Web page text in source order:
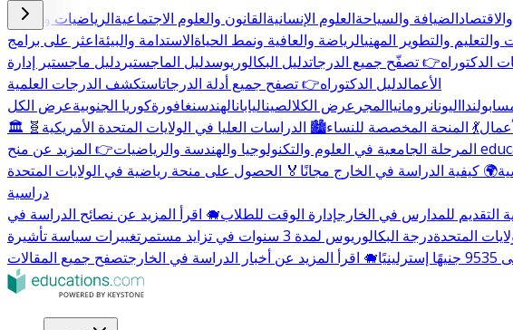
الضيافة والسياحةالعلوم الإنسانيةالقانون والعلوم الاجتماعيةالرياضيات والعلوم
والتعليم والتطوير المهنيالرياضة والعافية ونمط الحياةالاستدامة والبيئةاعثر على برامج
الدكتوراه👉 تصفّح جميع الدرجاتدليل البكالوريوسدليل الماجستير دليل ماجستير إدارة
الأعمالدليل الدكتوراه👉 تصفح جميع أدلة الدرجاتاستكشف الدرجات العلمية
بولندااليونانرومانياالمجر عرض الكلالصيناليابانالهندسنغافورةكوريا الجنوبيةعرض الكل
💃 المنحة المخصصة للنساء🏙️ الدراسات العليا في الولايات المتحدة الأمريكية 🧬
المرحلة الجامعية في العلوم والتكنولوجيا والهندسة والرياضيات
🌍 كيفية الدراسة في الخارج مجانًا 🏅 الحصول على منحة رياضية في الولايات المتحدة
دراسية
التقديم للمدارس في الخارجإدارة الوقت للطلاب🐗 اقرأ المزيد عن نصائح الدراسة في
المتحدةدرجة البكالوريوس لمدة 3 سنوات في تزايد مستمر
🐗 اقرأ المزيد عن أخبار الدراسة في الخارجتصفح جميع المقالات